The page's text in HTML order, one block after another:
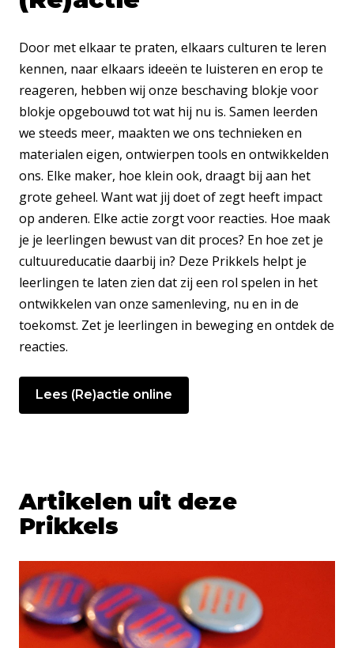
Door met elkaar te praten, elkaars culturen te leren
kennen, naar elkaars ideeën te luisteren en erop te
reageren, hebben wij onze beschaving blokje voor
blokje opgebouwd tot wat hij nu is. Samen leerden
we steeds meer, maakten we ons technieken en
materialen eigen, ontwierpen tools en ontwikkelden
ons. Elke maker, hoe klein ook, draagt bij aan het
grote geheel. Want wat jij doet of zegt heeft impact
op anderen. Elke actie zorgt voor reacties. Hoe maak
je je leerlingen bewust van dit proces? En hoe zet je
cultuureducatie daarbij in? Deze Prikkels helpt je
leerlingen te laten zien dat zij een rol spelen in het
ontwikkelen van onze samenleving, nu en in de
toekomst. Zet je leerlingen in beweging en ontdek de
reacties.
Lees (Re)actie online
Artikelen uit deze
Prikkels